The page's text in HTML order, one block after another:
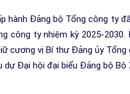
hành Đảng bộ Tổng công ty
công ty nhiệm kỳ 2025-
cương vị Bí thư Đảng ủy Tổng
Đại hội đại biểu Đảng bộ